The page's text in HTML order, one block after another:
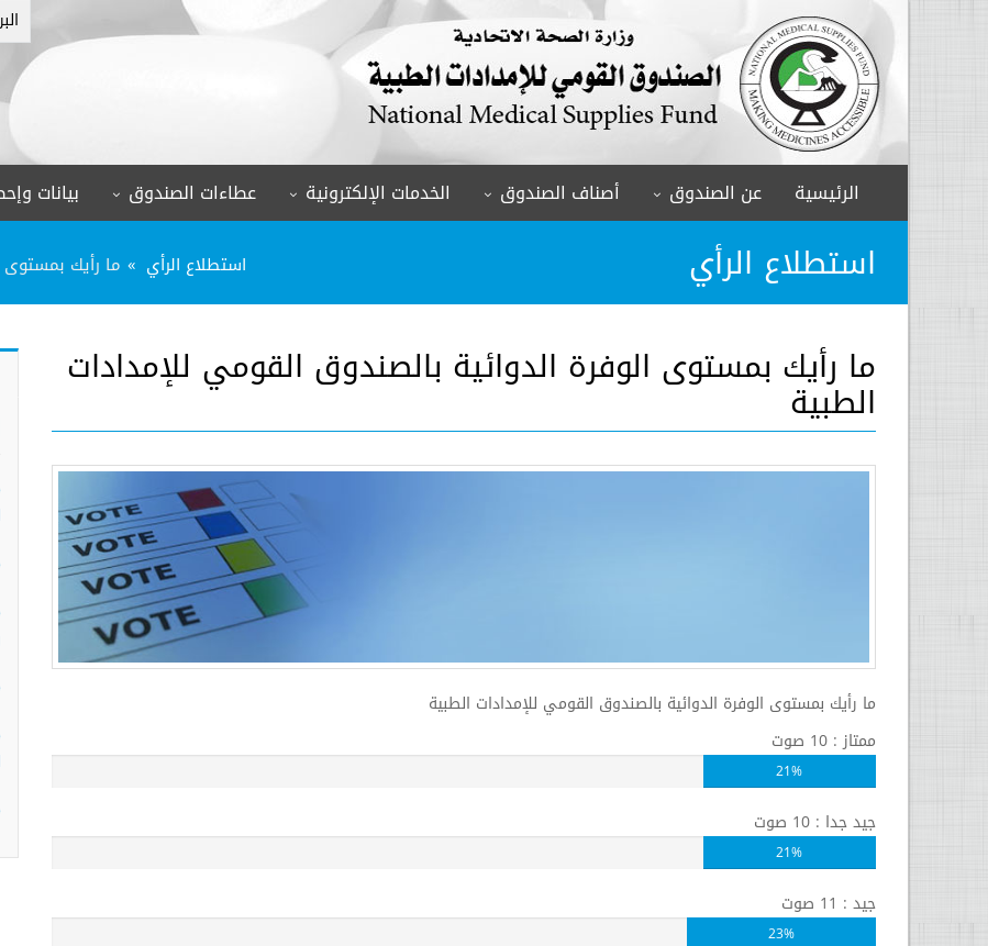
الرئيسية عن الصندوق أصناف الصندوق الخدمات الإلكترونية عطاءات الصندوق بيانات
استطلاع الرأي استطلاع الرأي ما رأيك بمستوى
ما رأيك بمستوى الوفرة الدوائية بالصندوق القومي للإمدادات
الطبية
ما رأيك بمستوى الوفرة الدوائية بالصندوق القومي للإمدادات الطبية
ممتاز : 10 صوت
21%
جيد جدا : 10 صوت
21%
جيد : 11 صوت
23%